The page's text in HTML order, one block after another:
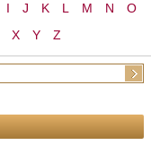
I J K L M N
O
X Y Z